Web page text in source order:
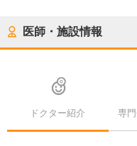
医師・施設情報
ドクター紹介 専